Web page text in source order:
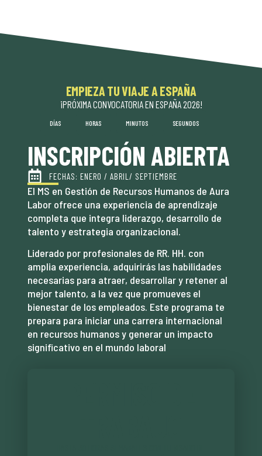
EMPIEZA TU VIAJE A ESPAÑA
¡PRÓXIMA CONVOCATORIA EN ESPAÑA 2026!
DÍAS HORAS MINUTOS SEGUNDOS
INSCRIPCIÓN ABIERTA
FECHAS: ENERO / ABRIL/ SEPTIEMBRE
El MS en Gestión de Recursos Humanos de Aura
Labor ofrece una experiencia de aprendizaje
completa que integra liderazgo, desarrollo de
talento y estrategia organizacional.
Liderado por profesionales de RR. HH. con
amplia experiencia, adquirirás las habilidades
necesarias para atraer, desarrollar y retener al
mejor talento, a la vez que promueves el
bienestar de los empleados. Este programa te
prepara para iniciar una carrera internacional
en recursos humanos y generar un impacto
significativo en el mundo laboral